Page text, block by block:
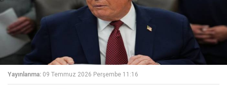
Yayınlanma: 09 Temmuz 2026 Perşembe 11:16